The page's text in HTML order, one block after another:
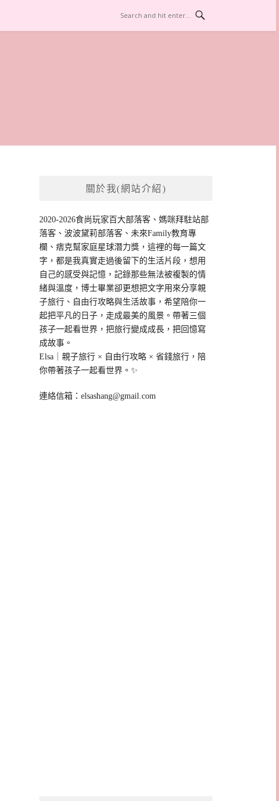
關於我(網站介紹)
2020-2026食尚玩家百大部落客、媽咪拜駐站部
落客、波波黛莉部落客、未來Family教育專
欄、痞克幫家庭星球潛力獎，這裡的每一篇文
字，都是我真實走過後留下的生活片段，想用
自己的感受與記憶，記錄那些無法被複製的情
緒與溫度，博士畢業卻更想把文字用來分享親
子旅行、自由行攻略與生活故事，希望陪你一
起把平凡的日子，走成最美的風景。帶著三個
孩子一起看世界，把旅行變成成長，把回憶寫
成故事。
Elsa｜親子旅行 × 自由行攻略 × 省錢旅行，陪
你帶著孩子一起看世界。✨
連絡信箱：elsashang@gmail.com